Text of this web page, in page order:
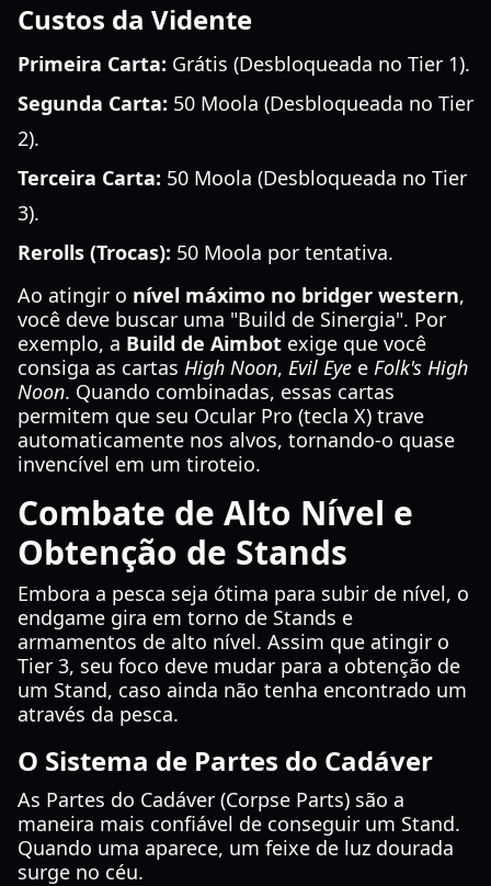
Custos da Vidente
Primeira Carta: Grátis (Desbloqueada no Tier 1).
Segunda Carta: 50 Moola (Desbloqueada no Tier
2).
Terceira Carta: 50 Moola (Desbloqueada no Tier
3).
Rerolls (Trocas): 50 Moola por tentativa.
Ao atingir o nível máximo no bridger western,
você deve buscar uma "Build de Sinergia". Por
exemplo, a Build de Aimbot exige que você
consiga as cartas High Noon, Evil Eye e Folk's High
Noon. Quando combinadas, essas cartas
permitem que seu Ocular Pro (tecla X) trave
automaticamente nos alvos, tornando-o quase
invencível em um tiroteio.
Combate de Alto Nível e
Obtenção de Stands
Embora a pesca seja ótima para subir de nível, o
endgame gira em torno de Stands e
armamentos de alto nível. Assim que atingir o
Tier 3, seu foco deve mudar para a obtenção de
um Stand, caso ainda não tenha encontrado um
através da pesca.
O Sistema de Partes do Cadáver
As Partes do Cadáver (Corpse Parts) são a
maneira mais confiável de conseguir um Stand.
Quando uma aparece, um feixe de luz dourada
surge no céu.